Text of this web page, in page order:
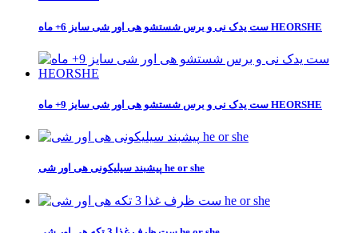
ست یدک نی و برس شستشو هی اور شی سایز 6+ ماه HEORSHE
ست یدک نی و برس شستشو هی اور شی سایز 9+ ماه HEORSHE
پیشبند سیلیکونی هی اور شی he or she